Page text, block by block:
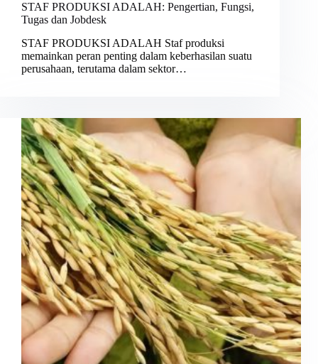
STAF PRODUKSI ADALAH: Pengertian, Fungsi,
Tugas dan Jobdesk
STAF PRODUKSI ADALAH Staf produksi
memainkan peran penting dalam keberhasilan suatu
perusahaan, terutama dalam sektor…